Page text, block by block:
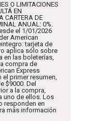
O LIMITACIONES
EN
CARTERA DE
ANUAL: 0%.
el 1/01/2026
American
tarjeta de
aplica sólo sobre
en las boleterías,
compra de
Express
primer resumen,
$9000. Del
a la compra,
uno de ellos. Los
responden en
más información